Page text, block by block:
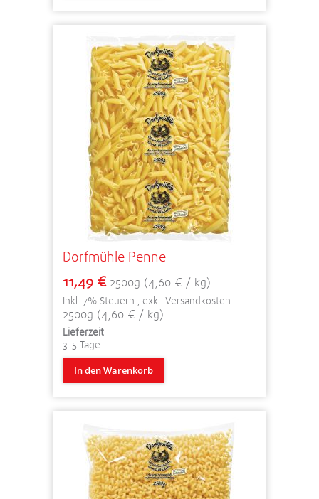
Dorfmühle Penne
11,49 € 2500g (4,60 € / kg)
Inkl. 7% Steuern exkl. Versandkosten
2500g (4,60 € / kg)
Lieferzeit
3-5 Tage
In den Warenkorb